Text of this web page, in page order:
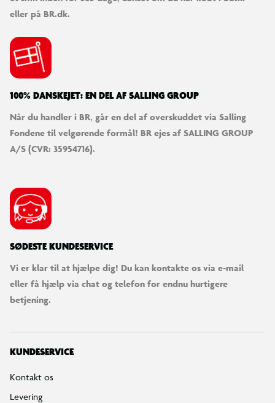
eller på BR.dk.
100% DANSKEJET: EN DEL AF SALLING GROUP
Når du handler i BR, går en del af overskuddet via Salling
Fondene til velgørende formål! BR ejes af SALLING GROUP
A/S (CVR: 35954716).
SØDESTE KUNDESERVICE
Vi er klar til at hjælpe dig! Du kan kontakte os via e-mail
eller få hjælp via chat og telefon for endnu hurtigere
betjening.
KUNDESERVICE
Kontakt os
Levering